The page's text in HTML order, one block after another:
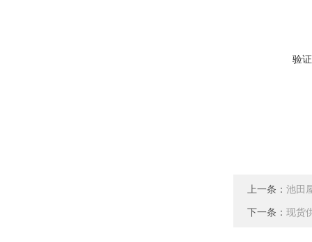
验
上一条： 池田
下一条： 现货